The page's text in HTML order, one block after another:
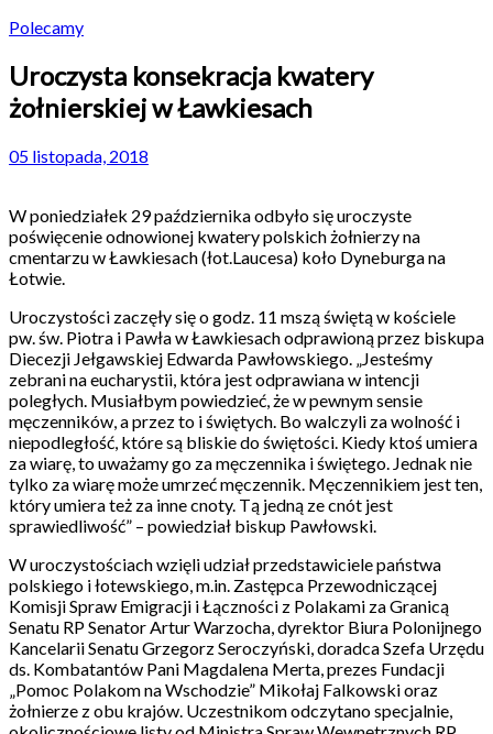
Polecamy
Uroczysta konsekracja kwatery
żołnierskiej w Ławkiesach
05 listopada, 2018
W poniedziałek 29 października odbyło się uroczyste
poświęcenie odnowionej kwatery polskich żołnierzy na
cmentarzu w Ławkiesach (łot.Laucesa) koło Dyneburga na
Łotwie.
Uroczystości zaczęły się o godz. 11 mszą świętą w kościele
pw. św. Piotra i Pawła w Ławkiesach odprawioną przez biskupa
Diecezji Jełgawskiej Edwarda Pawłowskiego. „Jesteśmy
zebrani na eucharystii, która jest odprawiana w intencji
poległych. Musiałbym powiedzieć, że w pewnym sensie
męczenników, a przez to i świętych. Bo walczyli za wolność i
niepodległość, które są bliskie do świętości. Kiedy ktoś umiera
za wiarę, to uważamy go za męczennika i świętego. Jednak nie
tylko za wiarę może umrzeć męczennik. Męczennikiem jest ten,
który umiera też za inne cnoty. Tą jedną ze cnót jest
sprawiedliwość” – powiedział biskup Pawłowski.
W uroczystościach wzięli udział przedstawiciele państwa
polskiego i łotewskiego, m.in. Zastępca Przewodniczącej
Komisji Spraw Emigracji i Łączności z Polakami za Granicą
Senatu RP Senator Artur Warzocha, dyrektor Biura Polonijnego
Kancelarii Senatu Grzegorz Seroczyński, doradca Szefa Urzędu
ds. Kombatantów Pani Magdalena Merta, prezes Fundacji
„Pomoc Polakom na Wschodzie” Mikołaj Falkowski oraz
żołnierze z obu krajów. Uczestnikom odczytano specjalnie,